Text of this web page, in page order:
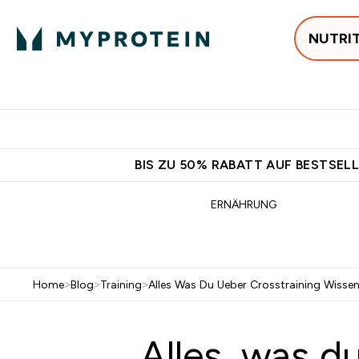
BIS ZU 50% RABATT AUF
ERNÄHRUNG
Home>Blog>Training>Alles Was Du Ueber Crosstraining